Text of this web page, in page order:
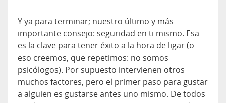
Y ya para terminar; nuestro último y más
importante consejo: seguridad en ti mismo. Esa
es la clave para tener éxito a la hora de ligar (o
eso creemos, que repetimos: no somos
psicólogos). Por supuesto intervienen otros
muchos factores, pero el primer paso para gustar
a alguien es gustarse antes uno mismo. De todos